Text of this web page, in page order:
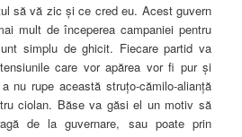
să vă zic şi ce cred eu. Acest guvern
mult de începerea campaniei pentru
simplu de ghicit. Fiecare partid va
care vor apărea vor fi pur şi
nu rupe această struţo-cămilo-alianţă
ciolan. Băse va găsi el un motiv să
de la guvernare, sau poate prin